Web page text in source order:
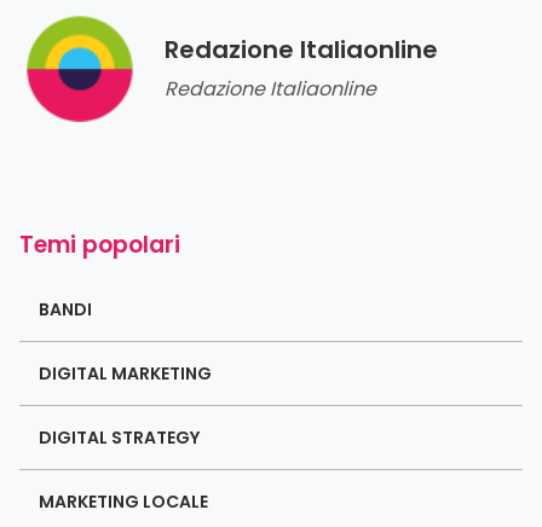
Redazione Italiaonline
Redazione Italiaonline
Temi popolari
BANDI
DIGITAL MARKETING
DIGITAL STRATEGY
MARKETING LOCALE